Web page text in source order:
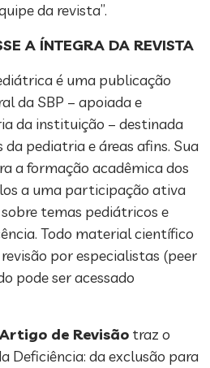
da revista”.
A ÍNTEGRA DA REVISTA
é uma publicação
da SBP – apoiada e
da instituição – destinada
da pediatria e áreas afins. Sua
a formação acadêmica dos
a uma participação ativa
temas pediátricos e
Todo material científico
por especialistas (peer
pode ser acessado
Artigo de Revisão traz o
Deficiência: da exclusão para